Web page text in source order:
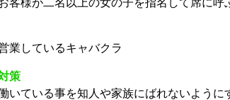
業しているキャバクラ
策
いている事を知人や家族にばれないように